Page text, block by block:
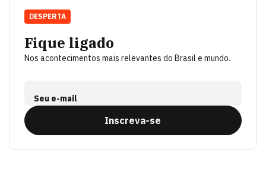
Fique ligado
Nos acontecimentos mais relevantes do Brasil e mundo.
Seu e-mail
Inscreva-se
DESPERTA